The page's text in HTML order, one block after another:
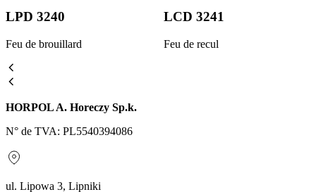
LPD 3240
Feu de brouillard
LCD 3241
Feu de recul
HORPOL A. Horeczy Sp.k.
N° de TVA: PL5540394086
ul. Lipowa 3, Lipniki